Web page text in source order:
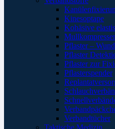
Kinesoptape
Kohäsive
Pflaster –
Pflaster
Pflaster zur
Pflasterspender
Verbandtücher
Taktische Medizin